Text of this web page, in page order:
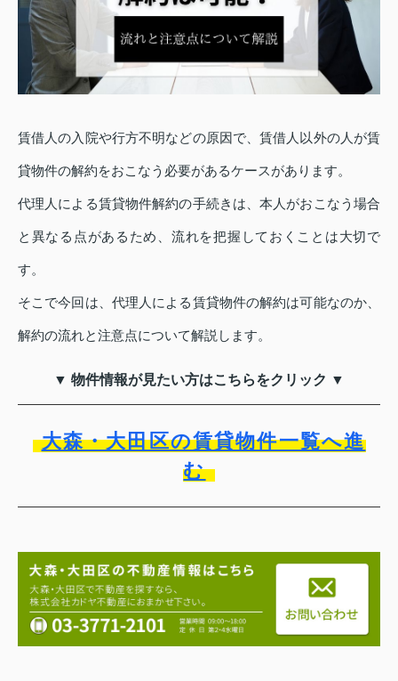
賃借人の入院や行方不明などの原因で、賃借人以外の人が賃
貸物件の解約をおこなう必要があるケースがあります。
代理人による賃貸物件解約の手続きは、本人がおこなう場合
と異なる点があるため、流れを把握しておくことは大切で
す。
そこで今回は、代理人による賃貸物件の解約は可能なのか、
解約の流れと注意点について解説します。
▼ 物件情報が見たい方はこちらをクリック ▼
大森・大田区の賃貸物件一覧へ進
む